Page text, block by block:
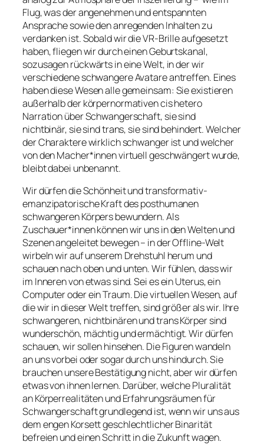
Flug, was der angenehmen und entspannten
Ansprache sowie den anregenden Inhalten zu
verdanken ist. Sobald wir die VR-Brille aufgesetzt
haben, fliegen wir durch einen Geburtskanal,
sozusagen rückwärts in eine Welt, in der wir
verschiedene schwangere Avatare antreffen. Eines
haben diese Wesen alle gemeinsam: Sie existieren
außerhalb der körpernormativen cis hetero
Narration über Schwangerschaft, sie sind
nichtbinär, sie sind trans, sie sind behindert. Welcher
der Charaktere wirklich schwanger ist und welcher
von den Macher*innen virtuell geschwängert wurde,
bleibt dabei unbenannt.
Wir dürfen die Schönheit und transformativ-
emanzipatorische Kraft des posthumanen
schwangeren Körpers bewundern. Als
Zuschauer*innen können wir uns in den Welten und
Szenen angeleitet bewegen – in der Offline-Welt
wirbeln wir auf unserem Drehstuhl herum und
schauen nach oben und unten. Wir fühlen, dass wir
im Inneren von etwas sind. Sei es ein Uterus, ein
Computer oder ein Traum. Die virtuellen Wesen, auf
die wir in dieser Welt treffen, sind größer als wir. Ihre
schwangeren, nichtbinären und trans Körper sind
wunderschön, mächtig und ermächtigt. Wir dürfen
schauen, wir sollen hinsehen. Die Figuren wandeln
an uns vorbei oder sogar durch uns hindurch. Sie
brauchen unsere Bestätigung nicht, aber wir dürfen
etwas von ihnen lernen. Darüber, welche Pluralität
an Körperrealitäten und Erfahrungsräumen für
Schwangerschaft grundlegend ist, wenn wir uns aus
dem engen Korsett geschlechtlicher Binarität
befreien und einen Schritt in die Zukunft wagen.